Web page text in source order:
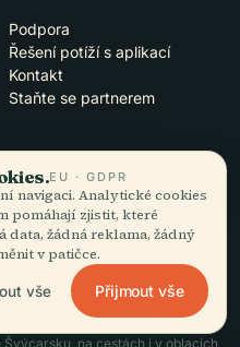
Podpora
Řešení potíží s aplikací
Kontakt
Staňte se partnerem
na cestách i v oblacích
EU · GDPR
navigaci. Analytické cookies
pomáhají zjistit, které
data, žádná reklama, žádný
v patičce.
vše Přijmout vše